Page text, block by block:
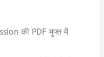
की PDF मुफ्त में